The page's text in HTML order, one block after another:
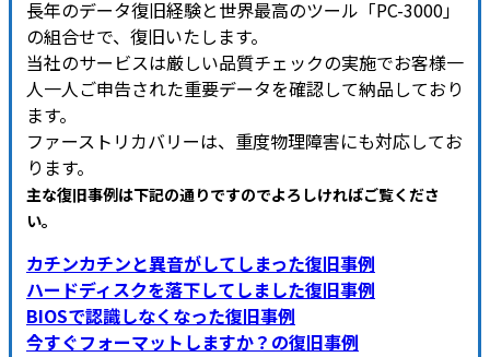
長年のデータ復旧経験と世界最高のツール「PC-3000」
の組合せで、復旧いたします。
当社のサービスは厳しい品質チェックの実施でお客様一
人一人ご申告された重要データを確認して納品しており
ます。
ファーストリカバリーは、重度物理障害にも対応してお
ります。
主な復旧事例は下記の通りですのでよろしければご覧くださ
い。
カチンカチンと異音がしてしまった復旧事例
ハードディスクを落下してしました復旧事例
BIOSで認識しなくなった復旧事例
今すぐフォーマットしますか？の復旧事例